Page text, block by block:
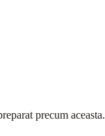
precum aceasta.